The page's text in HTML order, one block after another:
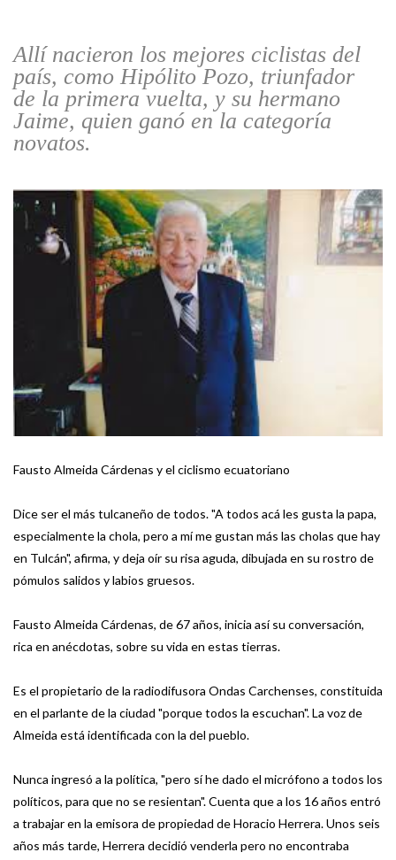
Allí nacieron los mejores ciclistas del
país, como Hipólito Pozo, triunfador
de la primera vuelta, y su hermano
Jaime, quien ganó en la categoría
novatos.
Fausto Almeida Cárdenas y el ciclismo ecuatoriano
Dice ser el más tulcaneño de todos. "A todos acá les gusta la papa,
especialmente la chola, pero a mí me gustan más las cholas que hay
en Tulcán", afirma, y deja oír su risa aguda, dibujada en su rostro de
pómulos salidos y labios gruesos.
Fausto Almeida Cárdenas, de 67 años, inicia así su conversación,
rica en anécdotas, sobre su vida en estas tierras.
Es el propietario de la radiodifusora Ondas Carchenses, constituida
en el parlante de la ciudad "porque todos la escuchan". La voz de
Almeida está identificada con la del pueblo.
Nunca ingresó a la política, "pero sí he dado el micrófono a todos los
políticos, para que no se resientan". Cuenta que a los 16 años entró
a trabajar en la emisora de propiedad de Horacio Herrera. Unos seis
años más tarde, Herrera decidió venderla pero no encontraba